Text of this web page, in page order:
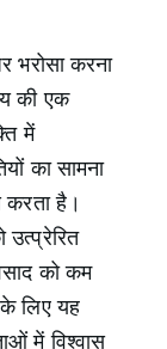
भरोसा करना
की एक
में
का सामना
है।
उत्प्रेरित
को कम
लिए यह
में विश्वास